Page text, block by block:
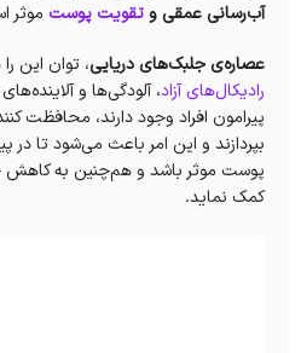
آب‌رسانی عمقی وتقویت پوست موثر
عصاره‌ی جلبک‌های دریایی، توان این
رادیکال‌های آزاد، آلودگی‌ها و
پیرامون افراد وجود دارند، محافظت
بپردازند و این امر باعث‌ می‌شود تا در
پوست موثر باشد و هم‌چنین به کاهش
کمک نماید.